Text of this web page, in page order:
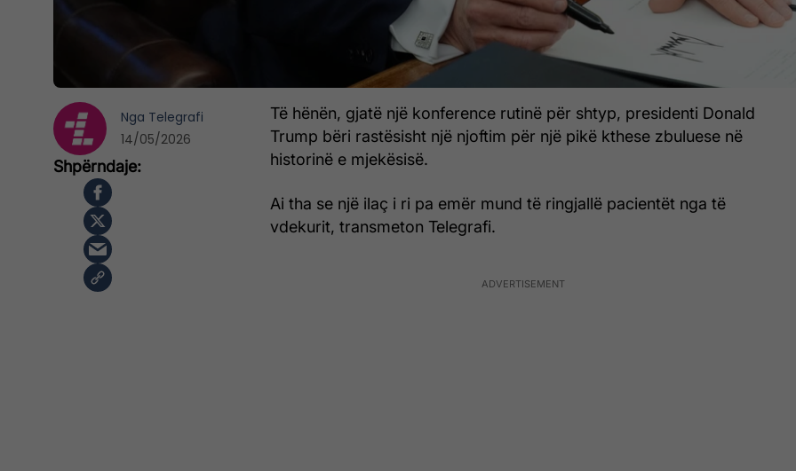
Të hënën, gjatë një konference rutinë për shtyp, presidenti Donald
Trump bëri rastësisht një njoftim për një pikë kthese zbuluese në
historinë e mjekësisë.
Ai tha se një ilaç i ri pa emër mund të ringjallë pacientët nga të
vdekurit, transmeton Telegrafi.
Nga Telegrafi
14/05/2026